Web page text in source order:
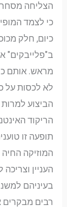
הצליחה
כי לצמד
כיום, חלק
ב"פלייבקים"
מראש. אותם
לא לכסות על
הביצוע
הריקוד
תופעה זו
המוזיקה
העניין
בעיניהם
רבים מבקרים